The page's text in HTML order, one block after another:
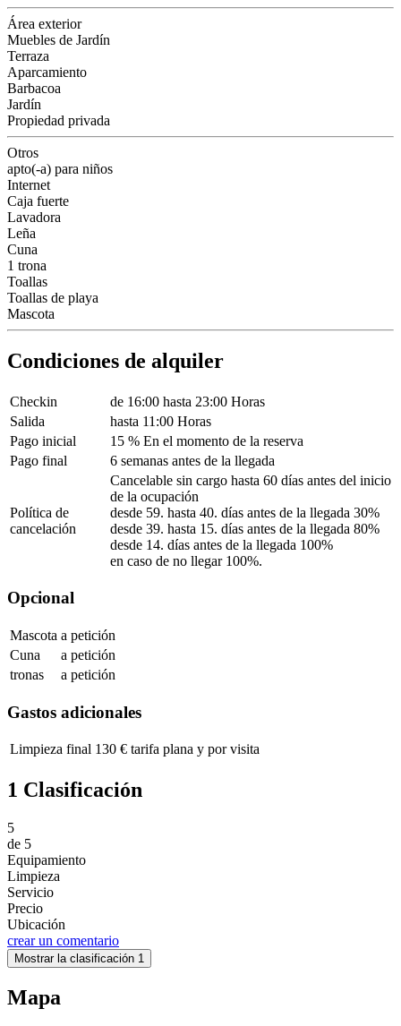
Área exterior
Muebles de Jardín
Terraza
Aparcamiento
Barbacoa
Jardín
Propiedad privada
Otros
apto(-a) para niños
Internet
Caja fuerte
Lavadora
Leña
Cuna
1 trona
Toallas
Toallas de playa
Mascota
Condiciones de alquiler
Checkin
de 16:00 hasta 23:00 Horas
Salida
hasta 11:00 Horas
Pago inicial
15 % En el momento de la reserva
Pago final
6 semanas antes de la llegada
Política de
cancelación
Cancelable sin cargo hasta 60 días antes del inicio
de la ocupación
desde 59. hasta 40. días antes de la llegada 30%
desde 39. hasta 15. días antes de la llegada 80%
desde 14. días antes de la llegada 100%
en caso de no llegar 100%.
Opcional
Mascota a petición
Cuna
a petición
tronas
a petición
Gastos adicionales
Limpieza final 130 € tarifa plana y por visita
1 Clasificación
5
de 5
Equipamiento
Limpieza
Servicio
Precio
Ubicación
crear un comentario
Mostrar la clasificación 1
Mapa